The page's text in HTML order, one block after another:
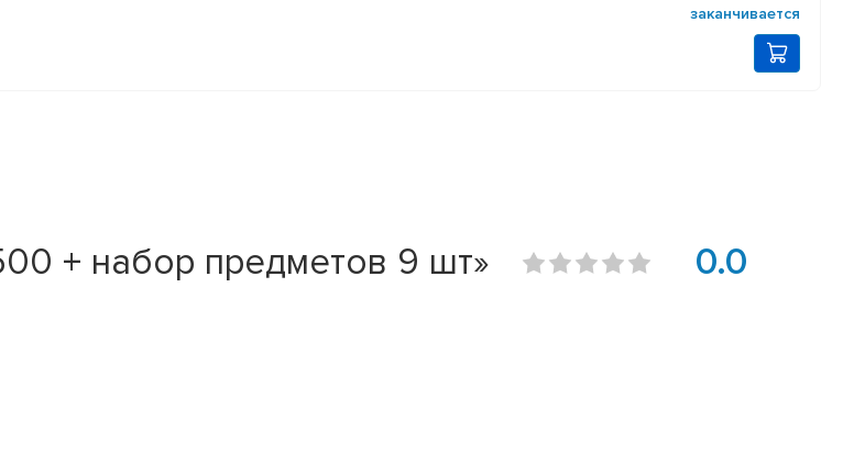
заканчивается
+ набор предметов 9 шт» 0.0